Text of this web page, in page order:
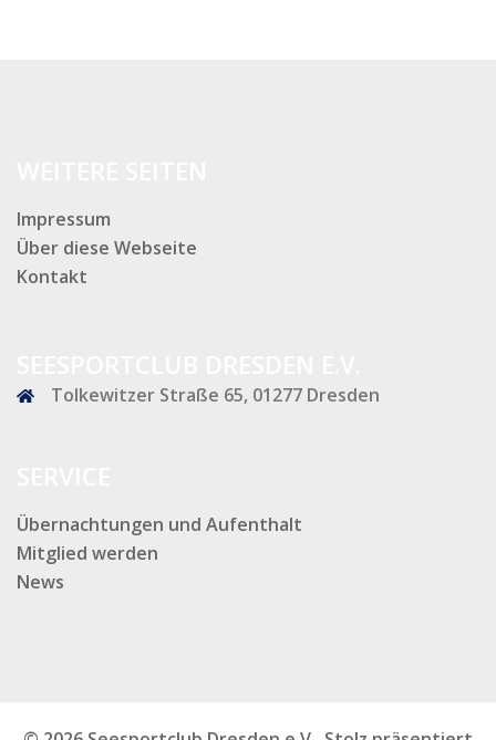
Impressum
Über diese Webseite
Kontakt
Tolkewitzer Straße 65, 01277 Dresden
Übernachtungen und Aufenthalt
Mitglied werden
News